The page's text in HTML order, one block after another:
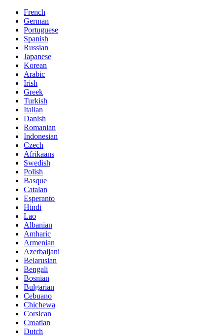
French
German
Portuguese
Spanish
Russian
Japanese
Korean
Arabic
Irish
Greek
Turkish
Italian
Danish
Romanian
Indonesian
Czech
Afrikaans
Swedish
Polish
Basque
Catalan
Esperanto
Hindi
Lao
Albanian
Amharic
Armenian
Azerbaijani
Belarusian
Bengali
Bosnian
Bulgarian
Cebuano
Chichewa
Corsican
Croatian
Dutch